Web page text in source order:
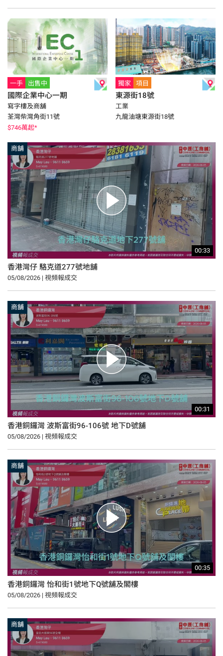
一手 出售中
國際企業中心一期
寫字樓及商舖
荃灣柴灣角街11號
$746萬起*
獨家 項目
東源街18號
工業
九龍油塘東源街18號
00:33
商舖
香港灣仔 駱克道277號地舖
05/08/2026 | 視頻報成交
00:31
商舖
香港銅鑼灣 波斯富街96-106號 地下D號舖
05/08/2026 | 視頻報成交
00:35
商舖
香港銅鑼灣 怡和街1號地下Q號舖及閣樓
05/08/2026 | 視頻報成交
商舖